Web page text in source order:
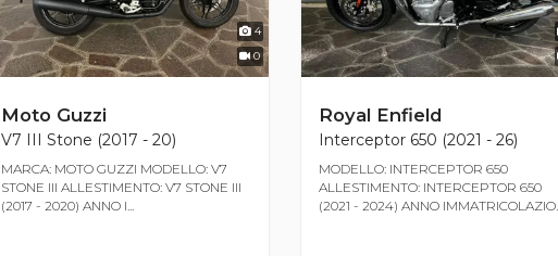
4
0
Moto Guzzi
V7 III Stone (2017 - 20)
MARCA: MOTO GUZZI MODELLO: V7
STONE III ALLESTIMENTO: V7 STONE III
(2017 - 2020) ANNO I...
Royal Enfield
Interceptor 650 (2021 - 26)
MODELLO: INTERCEPTOR 650
ALLESTIMENTO: INTERCEPTOR 650
(2021 - 2024) ANNO IMMATRICOLAZIO...